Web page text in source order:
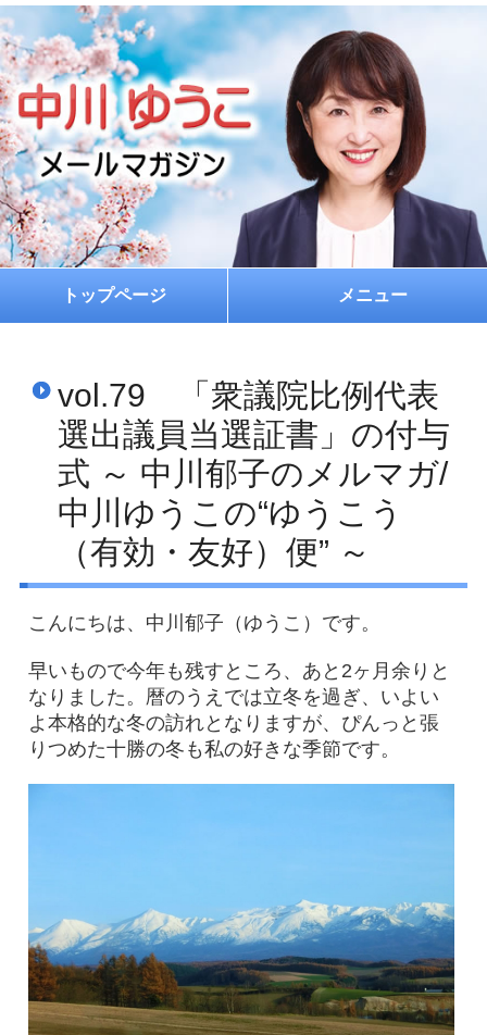
トップページ メニュー
プロフィール
お約束
メルマガ
Facebook
アクセス
vol.79 「衆議院比例代表
選出議員当選証書」の付与
式 ～ 中川郁子のメルマガ/
中川ゆうこの“ゆうこう
（有効・友好）便” ～
こんにちは、中川郁子（ゆうこ）です。
早いもので今年も残すところ、あと2ヶ月余りと
なりました。暦のうえでは立冬を過ぎ、いよい
よ本格的な冬の訪れとなりますが、ぴんっと張
りつめた十勝の冬も私の好きな季節です。